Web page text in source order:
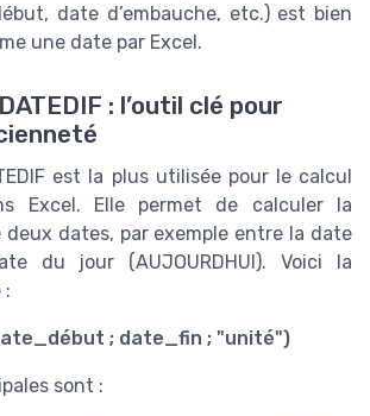
date d’embauche, etc.) est bien
une date par Excel.
: l’outil clé pour
est la plus utilisée pour le calcul
Excel. Elle permet de calculer la
dates, par exemple entre la date
du jour (AUJOURDHUI). Voici la
:
; date_fin ; "unité")
sont :